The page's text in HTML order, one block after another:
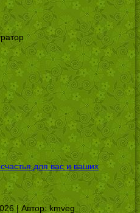
для вас и ваших
| Автор:kmveg